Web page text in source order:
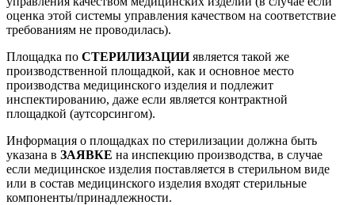
оценка этой системы управления качеством на соответствие
требованиям не проводилась).
Площадка по СТЕРИЛИЗАЦИИявляется такой же
производственной площадкой, как и основное место
производства медицинского изделия и подлежит
инспектированию, даже если является контрактной
площадкой (аутсорсингом).
Информация о площадках по стерилизации должна быть
указана в ЗАЯВКЕ на инспекцию производства, в случае
если медицинское изделия поставляется в стерильном виде
или в состав медицинского изделия входят стерильные
компоненты/принадлежности.